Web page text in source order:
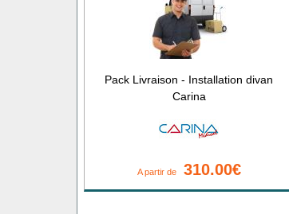
Pack Livraison - Installation divan
Carina
A partir de 310.00€